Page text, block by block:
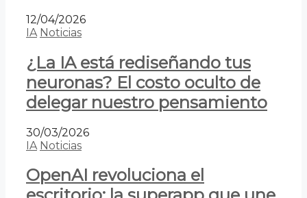
12/04/2026
IA Noticias
¿La IA está rediseñando tus
neuronas? El costo oculto de
delegar nuestro pensamiento
30/03/2026
IA Noticias
OpenAI revoluciona el